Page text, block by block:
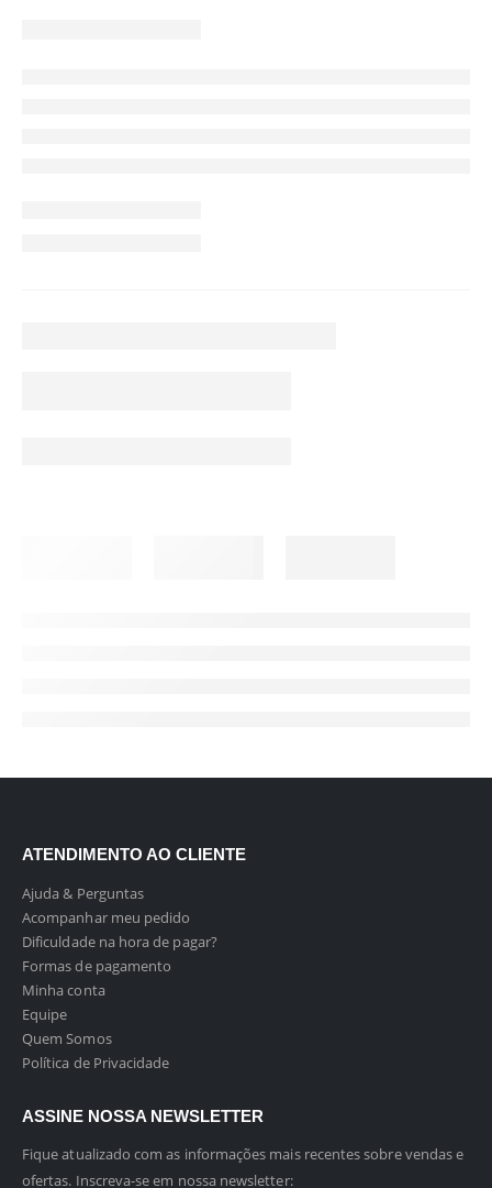
ATENDIMENTO AO CLIENTE
Ajuda & Perguntas
Acompanhar meu pedido
Dificuldade na hora de pagar?
Formas de pagamento
Minha conta
Equipe
Quem Somos
Política de Privacidade
ASSINE NOSSA NEWSLETTER
Fique atualizado com as informações mais recentes sobre vendas e
ofertas. Inscreva-se em nossa newsletter: